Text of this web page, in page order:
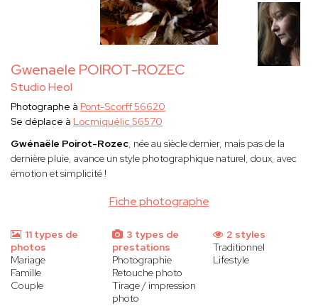
Gwenaele POIROT-ROZEC
Studio Heol
Fiche photographe
Photographe à Pont-Scorff 56620
Se déplace à Locmiquélic 56570
Gwénaële Poirot-Rozec, née au siècle dernier, mais pas de la
dernière pluie, avance un style photographique naturel, doux, avec
émotion et simplicité !
11 types de
photos
Mariage
Famille
Couple
3 types de
prestations
Photographie
Retouche photo
Tirage / impression
photo
2 styles
Traditionnel
Lifestyle